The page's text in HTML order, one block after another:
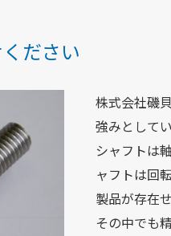
ださい
株式会社磯
強みとしてい
シャフトは
ャフトは回
製品が存在
その中でも